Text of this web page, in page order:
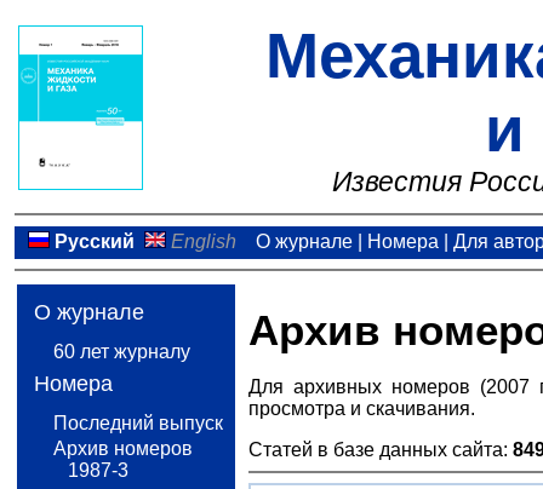
и
Известия
Русский English О журнале| Номера Для
О журнале
60 лет журналу
Номера
Последний выпуск
Архив номеров
1987-3
Архив
Для архивных номеров (2007
просмотра и скачивания.
Статей в базе данных сайта: